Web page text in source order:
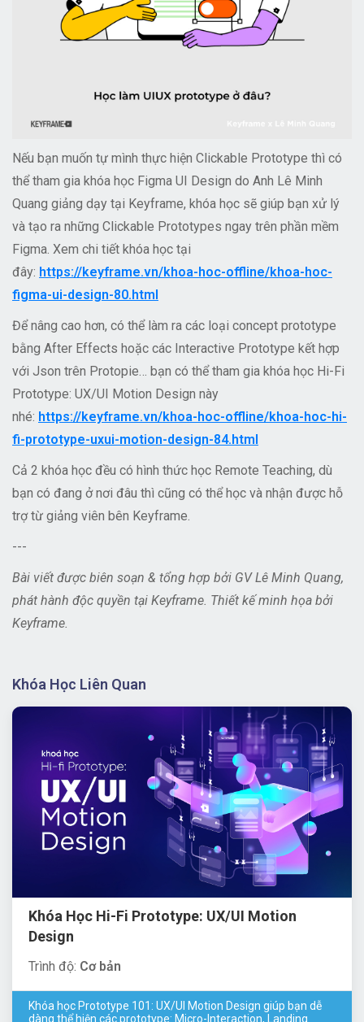
Nếu bạn muốn tự mình thực hiện Clickable Prototype thì có
thể tham gia khóa học Figma UI Design do Anh Lê Minh
Quang giảng dạy tại Keyframe, khóa học sẽ giúp bạn xử lý
và tạo ra những Clickable Prototypes ngay trên phần mềm
Figma. Xem chi tiết khóa học tại
đây: https://keyframe.vn/khoa-hoc-offline/khoa-hoc-
figma-ui-design-80.html
Để nâng cao hơn, có thể làm ra các loại concept prototype
bằng After Effects hoặc các Interactive Prototype kết hợp
với Json trên Protopie… bạn có thể tham gia khóa học Hi-Fi
Prototype: UX/UI Motion Design này
nhé: https://keyframe.vn/khoa-hoc-offline/khoa-hoc-hi-
fi-prototype-uxui-motion-design-84.html
Cả 2 khóa học đều có hình thức học Remote Teaching, dù
bạn có đang ở nơi đâu thì cũng có thể học và nhận được hỗ
trợ từ giảng viên bên Keyframe.
---
Bài viết được biên soạn & tổng hợp bởi GV Lê Minh Quang,
phát hành độc quyền tại Keyframe. Thiết kế minh họa bởi
Keyframe.
Khóa Học Liên Quan
Khóa Học Hi-Fi Prototype: UX/UI Motion
Design
Trình độ: Cơ bản
Khóa học Prototype 101: UX/UI Motion Design giúp bạn dễ
dàng thể hiện các prototype: Micro-Interaction, Landing